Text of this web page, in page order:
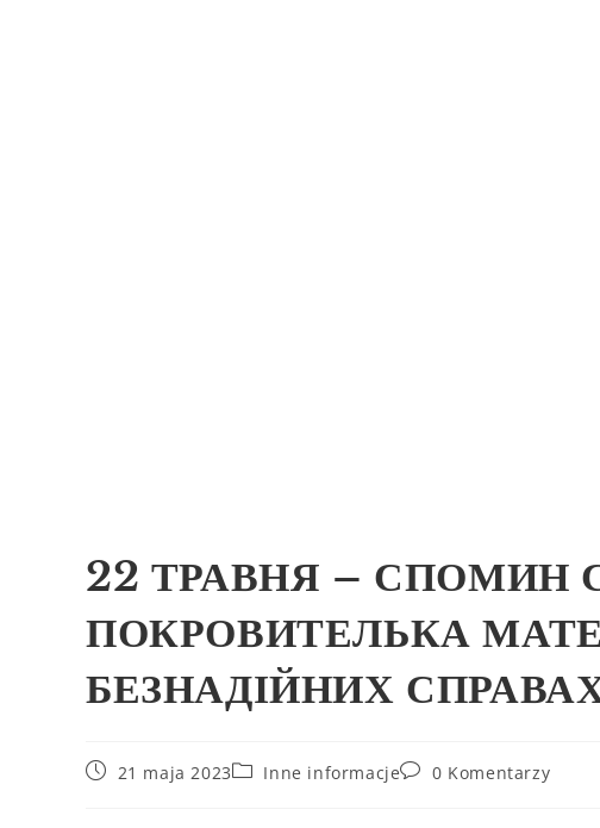
22 ТРАВНЯ – СПОМИН
ПОКРОВИТЕЛЬКА
БЕЗНАДІЙНИХ
21 maja 2023 Inne informacje 0 Komentarzy